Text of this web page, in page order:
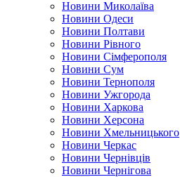
Новини Миколаїва
Новини Одеси
Новини Полтави
Новини Рівного
Новини Сімферополя
Новини Сум
Новини Тернополя
Новини Ужгорода
Новини Харкова
Новини Херсона
Новини Хмельницького
Новини Черкас
Новини Чернівців
Новини Чернігова